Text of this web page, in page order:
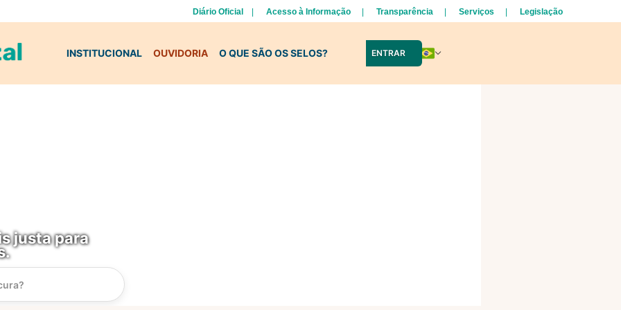
Diário Oficial Acesso à Informação Transparência Serviços Legislação
INSTITUCIONAL OUVIDORIA O QUE SÃO OS SELOS? ENTRAR
justa para